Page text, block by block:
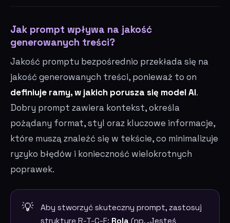
Jak prompt wpływa na jakość
generowanych treści?
Jakość promptu bezpośrednio przekłada się na
jakość generowanych treści, ponieważ to on
definiuje ramy, w jakich porusza się model AI.
Dobry prompt zawiera kontekst, określa
pożądany format, styl oraz kluczowe informacje,
które muszą znaleźć się w tekście, co minimalizuje
ryzyko błędów i konieczność wielokrotnych
poprawek.
Aby stworzyć skuteczny prompt, zastosuj
strukturę R-T-C-F: Rola (np. „Jesteś